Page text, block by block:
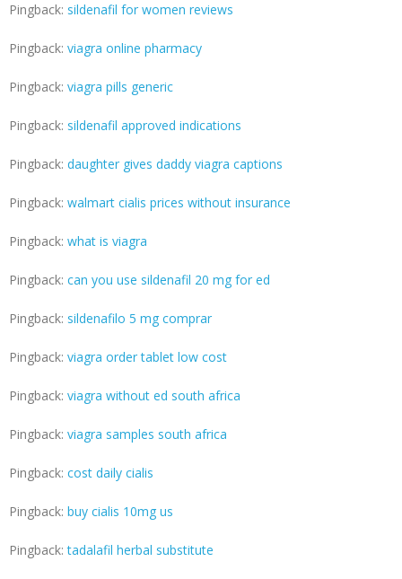
Pingback: sildenafil for women reviews
Pingback: viagra online pharmacy
Pingback: viagra pills generic
Pingback: sildenafil approved indications
Pingback: daughter gives daddy viagra captions
Pingback: walmart cialis prices without insurance
Pingback: what is viagra
Pingback: can you use sildenafil 20 mg for ed
Pingback: sildenafilo 5 mg comprar
Pingback: viagra order tablet low cost
Pingback: viagra without ed south africa
Pingback: viagra samples south africa
Pingback: cost daily cialis
Pingback: buy cialis 10mg us
Pingback:tadalafil herbal substitute